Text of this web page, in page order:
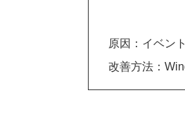
原因：イベン
改善方法：